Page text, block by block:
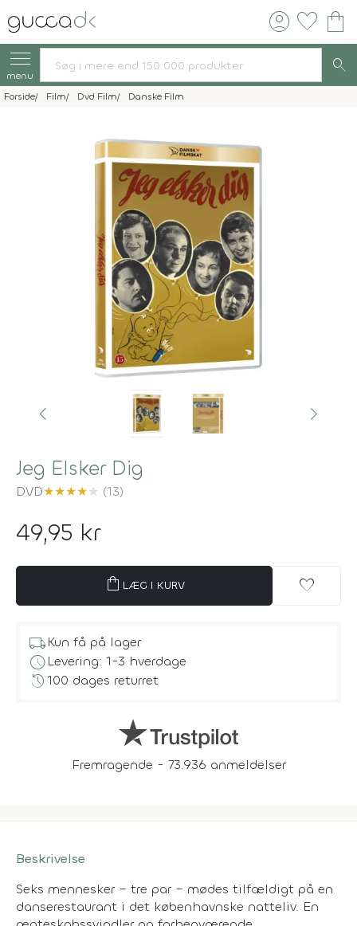
account_circle favorite shopping_bag
menu search
Forside Film Dvd Film Danske Film
Jeg Elsker Dig
DVD★★★★★ (13)
49,95 kr
shopping_bag LÆG I KURV favorite
local_shippingKun få på lager
scheduleLevering: 1-3 hverdage
history100 dages returret
Fremragende - 73.936 anmeldelser
Beskrivelse
Seks mennesker – tre par – mødes tilfældigt på en
danserestaurant i det københavnske natteliv. En